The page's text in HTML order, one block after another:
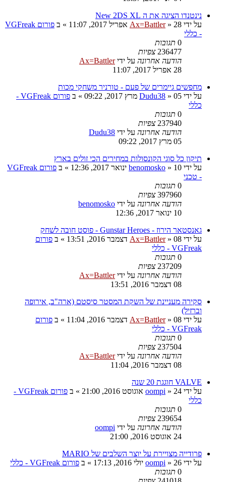
נינטנדו הציגה את ה New 2DS XL
על ידי
Ax=Battler» 28 אפריל 2017, 11:07 » ב
פורום VGFreak
- כללי
0 תגובות
236477 צפיות
הודעה אחרונה על ידיAx=Battler
28 אפריל 2017, 11:07
מחפשים גיימרים של פעם - טורניר משחקי מכות
על ידי
Dudu38 » 05 מרץ 2017, 09:22 » ב
פורום VGFreak -
כללי
0 תגובות
237940 צפיות
הודעה אחרונה על ידי Dudu38
05 מרץ 2017, 09:22
תיקון כל סוגי הקונסולות במחירים הכי זולים בארץ
על ידי
benomosko » 10 ינואר 2017, 12:36 » ב
פורום VGFreak
- טכני
0 תגובות
397960 צפיות
הודעה אחרונה על ידי benomosko
10 ינואר 2017, 12:36
גאנסטאר הירוז - Gunstar Heroes - פוסט חובה לשחק
על ידי
Ax=Battler» 08 דצמבר 2016, 13:51 » ב פורום
VGFreak - כללי
0 תגובות
237209 צפיות
הודעה אחרונה על ידיAx=Battler
08 דצמבר 2016, 13:51
סקירה מעניינת של השקת המסטר סיסטם (ארה"ב, אירופה
וברזיל)
על ידי
Ax=Battler» 08 דצמבר 2016, 11:04 » ב פורום
VGFreak - כללי
0 תגובות
237504 צפיות
הודעה אחרונה על ידיAx=Battler
08 דצמבר 2016, 11:04
VALVE חוגגת 20 שנה
על ידי
oompi » 24 אוגוסט 2016, 21:00 » ב
פורום VGFreak -
כללי
0 תגובות
239654 צפיות
הודעה אחרונה על ידי oompi
24 אוגוסט 2016, 21:00
פרודייה מצויירת על יוצר השלבים של MARIO
על ידי
oompi » 26 יולי 2016, 17:13 » ב פורום VGFreak - כללי
0 תגובות